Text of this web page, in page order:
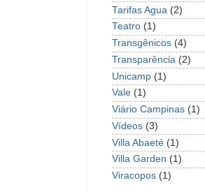
Tarifas Agua (2)
Teatro (1)
Transgênicos (4)
Transparência (2)
Unicamp (1)
Vale (1)
Viário Campinas (1)
Vídeos (3)
Villa Abaeté (1)
Villa Garden (1)
Viracopos (1)